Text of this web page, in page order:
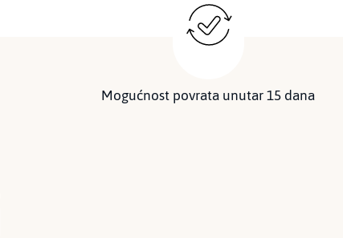
Mogućnost povrata unutar 15 dana